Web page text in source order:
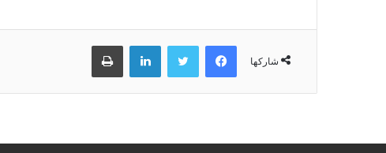
شاركها
فيسبوك تويتر لينكدإن طباعة